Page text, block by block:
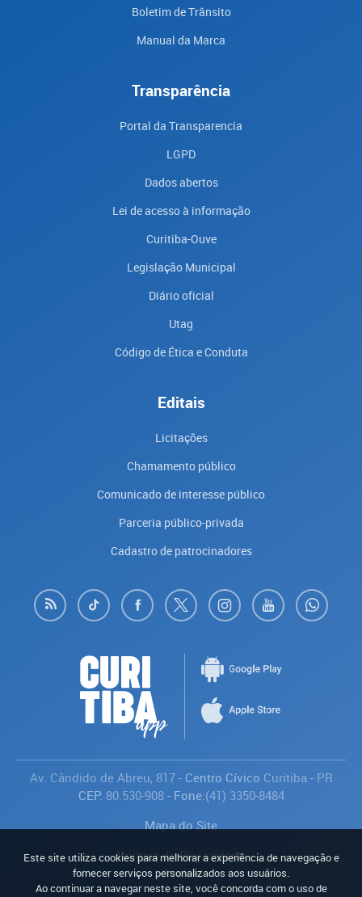
Boletim de Trânsito
Manual da Marca
Transparência
Portal da Transparencia
LGPD
Dados abertos
Lei de acesso à informação
Curitiba-Ouve
Legislação Municipal
Diário oficial
Utag
Código de Ética e Conduta
Editais
Licitações
Chamamento público
Comunicado de interesse público
Parceria público-privada
Cadastro de patrocinadores
Av. Cândido de Abreu, 817- Centro Cívico Curitiba - PR
CEP: 80.530-908- Fone:(41) 3350-8484
Mapa do Site
Política de Privacidade
Avaliar
Este site utiliza cookies para melhorar a experiência de navegação e
fornecer serviços personalizados aos usuários.
Ao continuar a navegar neste site, você concorda com o uso de